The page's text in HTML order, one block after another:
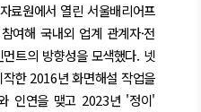
료원에서 열린 서울배리어프
여해 국내외 업계 관계자·전
트의 방향성을 모색했다. 넷
한 2016년 화면해설 작업을
인연을 맺고 2023년 '정이'